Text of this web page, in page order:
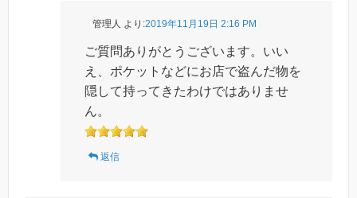
管理人 より:2019年11月19日 2:16 PM
ご質問ありがとうございます。いい
え、ポケットなどにお店で盗んだ物を
隠して持ってきたわけではありませ
ん。
返信